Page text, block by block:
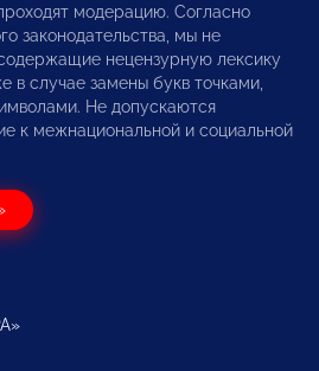
модерацию. Согласно
законодательства, мы не
нецензурную лексику
в случае замены букв точками,
Не допускаются
к межнациональной и социальной